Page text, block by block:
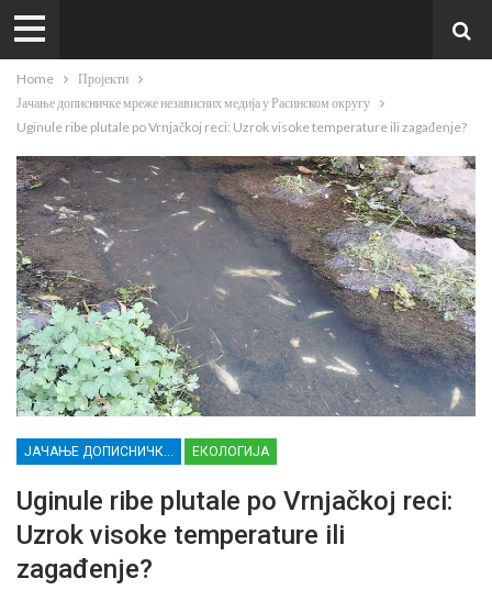
Home
Пројекти
Јачање дописничке мреже независних медија у Расинском округу
Uginule ribe plutale po Vrnjačkoj reci: Uzrok visoke temperature ili zagađenje?
ЈАЧАЊЕ ДОПИСНИЧКЕ МРЕЖЕ НЕЗАВИСНИХ МЕДИЈА У РАСИНСКОМ ОКРУГУ ЕКОЛОГИЈА
Uginule ribe plutale po Vrnjačkoj reci:
Uzrok visoke temperature ili
zagađenje?